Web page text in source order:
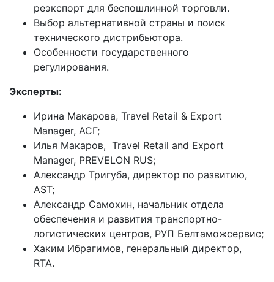
реэкспорт для беспошлинной торговли.
Выбор альтернативной страны и поиск
технического дистрибьютора.
Особенности государственного
регулирования.
Эксперты:
Ирина Макарова, Travel Retail & Export
Manager, АСГ;
Илья Макаров, Travel Retail and Export
Manager, PREVELON RUS;
Александр Тригуба, директор по развитию,
AST;
Александр Самохин, начальник отдела
обеспечения и развития транспортно-
логистических центров, РУП Белтаможсервис;
Хаким Ибрагимов, генеральный директор,
RTA.